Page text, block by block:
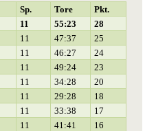
Sp. Tore
Pkt.
11 55:23
28
11 47:37
25
11 46:27
24
11 49:24
23
11 34:28
20
11 29:28
18
11 33:38
17
11 41:41
16